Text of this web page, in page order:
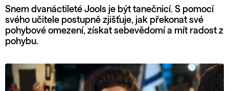
Snem dvanáctileté Jools je být tanečnicí. S pomocí
svého učitele postupně zjišťuje, jak překonat své
pohybové omezení, získat sebevědomí a mít radost z
pohybu.